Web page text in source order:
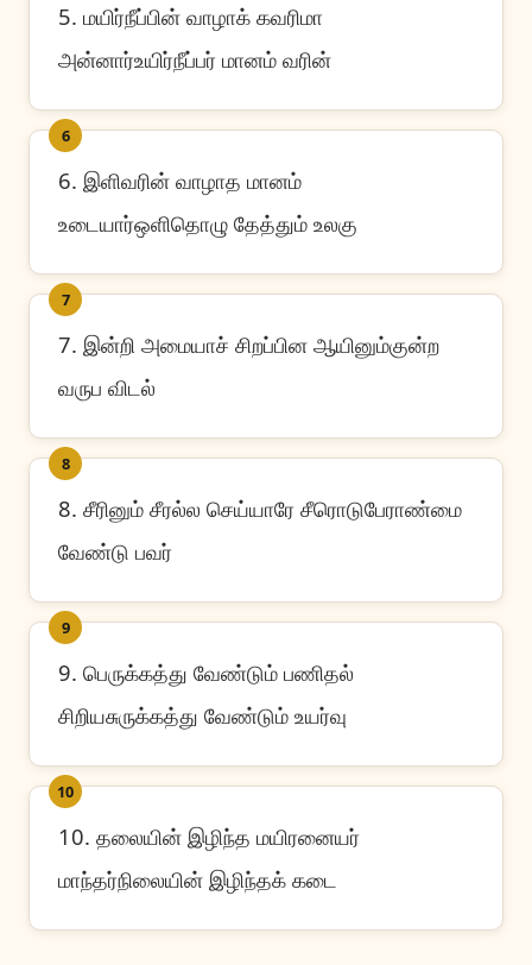
5. மயிர்நீப்பின் வாழாக் கவரிமா
அன்னார்உயிர்நீப்பர் மானம் வரின்
6
6. இளிவரின் வாழாத மானம்
உடையார்ஒளிதொழு தேத்தும் உலகு
7
7. இன்றி அமையாச் சிறப்பின ஆயினும்குன்ற
வருப விடல்
8
8. சீரினும் சீரல்ல செய்யாரே சீரொடுபேராண்மை
வேண்டு பவர்
9
9. பெருக்கத்து வேண்டும் பணிதல்
சிறியசுருக்கத்து வேண்டும் உயர்வு
10
10. தலையின் இழிந்த மயிரனையர்
மாந்தர்நிலையின் இழிந்தக் கடை